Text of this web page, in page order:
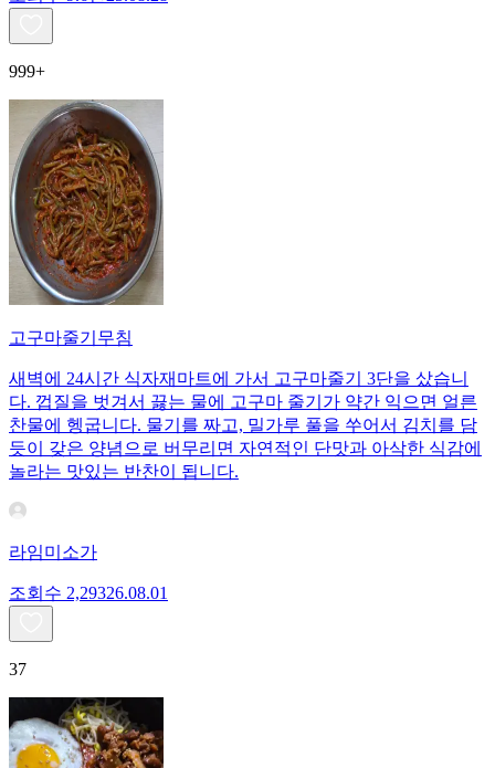
999+
고구마줄기무침
새벽에 24시간 식자재마트에 가서 고구마줄기 3단을 샀습니
다. 껍질을 벗겨서 끓는 물에 고구마 줄기가 약간 익으면 얼른
찬물에 헹굽니다. 물기를 짜고, 밀가루 풀을 쑤어서 김치를 담
듯이 갖은 양념으로 버무리면 자연적인 단맛과 아삭한 식감에
놀라는 맛있는 반찬이 됩니다.
라임미소가
조회수 2,29326.08.01
37